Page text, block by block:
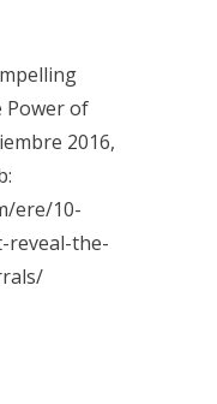
Power of
2016,
ere/10-
reveal-the-